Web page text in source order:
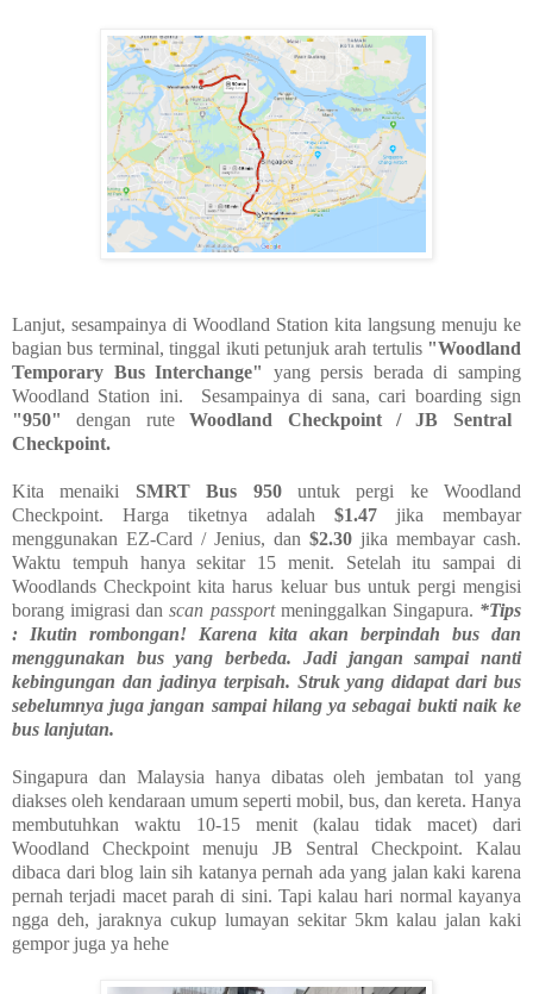
Lanjut, sesampainya di Woodland Station kita langsung menuju ke
bagian bus terminal, tinggal ikuti petunjuk arah tertulis "Woodland
Temporary Bus Interchange"
yang persis berada di samping
Woodland Station ini. Sesampainya di sana, cari boarding sign
"950"dengan ruteWoodland Checkpoint / JB Sentral
Checkpoint.
Kita menaiki SMRT Bus 950untuk pergi ke Woodland
Checkpoint. Harga tiketnya adalah $1.47 jika membayar
menggunakan EZ-Card / Jenius, dan $2.30 jika membayar cash.
Waktu tempuh hanya sekitar 15 menit. Setelah itu sampai di
Woodlands Checkpoint kita harus keluar bus untuk pergi mengisi
borang imigrasi dan scan passportmeninggalkan Singapura. *Tips
: Ikutin rombongan! Karena kita akan berpindah bus dan
menggunakan bus yang berbeda. Jadi jangan sampai nanti
kebingungan dan jadinya terpisah. Struk yang didapat dari bus
sebelumnya juga jangan sampai hilang ya sebagai bukti naik ke
bus lanjutan.
Singapura dan Malaysia hanya dibatas oleh jembatan tol yang
diakses oleh kendaraan umum seperti mobil, bus, dan kereta. Hanya
membutuhkan waktu 10-15 menit (kalau tidak macet) dari
Woodland Checkpoint menuju JB Sentral Checkpoint. Kalau
dibaca dari blog lain sih katanya pernah ada yang jalan kaki karena
pernah terjadi macet parah di sini. Tapi kalau hari normal kayanya
ngga deh, jaraknya cukup lumayan sekitar 5km kalau jalan kaki
gempor juga ya hehe